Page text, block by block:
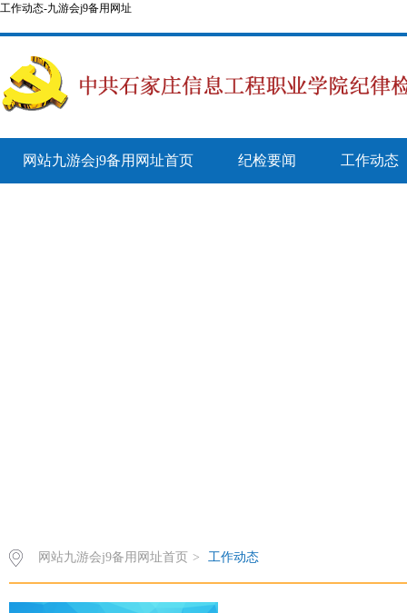
工作动态-九游会j9备用网址
网站九游会j9备用网址首页 纪检要闻 工作动态
网站九游会j9备用网址首页 > 工作动态